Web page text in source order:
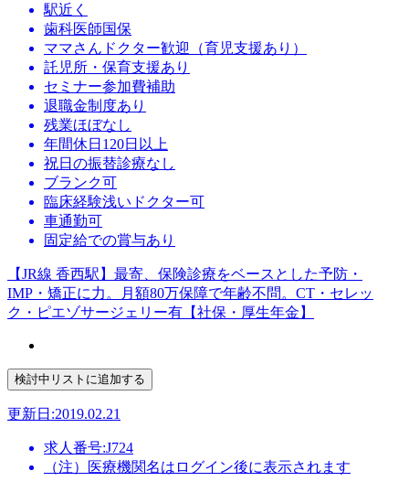
駅近く
歯科医師国保
ママさんドクター歓迎（育児支援あり）
託児所・保育支援あり
セミナー参加費補助
退職金制度あり
残業ほぼなし
年間休日120日以上
祝日の振替診療なし
ブランク可
臨床経験浅いドクター可
車通勤可
固定給での賞与あり
【JR線 香西駅】最寄、保険診療をベースとした予防・
IMP・矯正に力。月額80万保障で年齢不問。CT・セレッ
ク・ピエゾサージェリー有【社保・厚生年金】
更新日:2019.02.21
求人番号:J724
（注）医療機関名はログイン後に表示されます